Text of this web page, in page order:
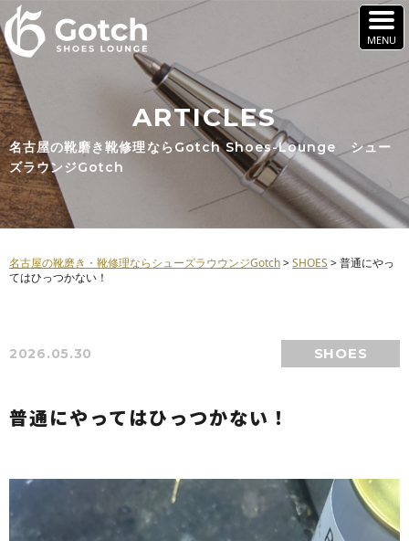
ARTICLES
名古屋の靴磨き靴修理ならGotch Shoes-Lounge シュー
ズラウンジGotch
名古屋の靴磨き・靴修理ならシューズラウウンジGotch>SHOES >普通にやっ
てはひっつかない！
2026.05.30 SHOES
普通にやってはひっつかない！